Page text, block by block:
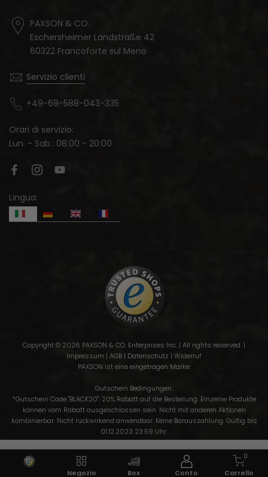
PAXSON & CO.
Eschersheimer Landstraße 42
60322 Francoforte sul Meno
Servizio clienti
+49-69-588-043-335
Orari di servizio:
Lun. - Sab.: 08:00 - 20:00
Lingua:
Copyright © 2026 PAXSON & CO. Enterprises Inc. | All rights reserved. |
Impressum | AGB | Datenschutz | Widerruf
PAXSON ist eine eingetragen Marke.
Gutschein Bedingungen:
*Gutschein Code "BLACK20": 20% Rabatt auf die Bestellung. Einzelne Produkte
können vom Rabatt ausgeschlossen sein. Nicht mit anderen Aktionen
kombinierbar. Nicht rückwirkend anwendbar. Keine Barauszahlung. Gültig bis
01.12.2023 23:59 Uhr.
Negozio Box Conto
0
Carrello